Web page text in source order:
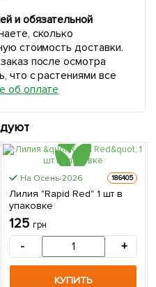
и обязательной
сколько
стоимость доставки.
после осмотра
что с растениями все
об оплате
На Осень-2026 186405
Лилия "Rapid Red" 1 шт в
упаковке
125 грн
- +
КУПИТЬ